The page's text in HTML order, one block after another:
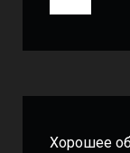
Хорошее